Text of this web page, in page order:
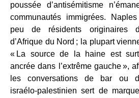
poussée d’antisémitisme
communautés immigrées.
peu de résidents originaires
d’Afrique du Nord ; la plupart
« La source de la haine est
ancrée dans l’extrême gauche »,
les conversations de bar ou
israélo‑palestinien sert de